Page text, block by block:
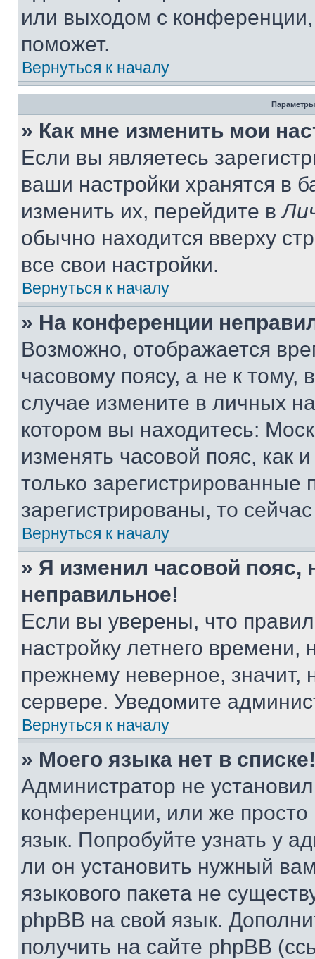
или выходом с
поможет.
Вернуться к началу
Параметры
» Как мне изменить мои
Если вы являетесь
ваши настройки хранятся в
изменить их, перейдите в
обычно находится вверху
все свои настройки.
Вернуться к началу
» На конференции
Возможно, отображается
часовому поясу, а не к тому,
случае измените в личных
котором вы находитесь:
изменять часовой пояс, как
только
зарегистрированы, то
Вернуться к началу
» Я изменил часовой пояс,
неправильное!
Если вы уверены, что
настройку летнего
прежнему неверное, значит,
сервере. Уведомите
Вернуться к началу
» Моего языка нет в списке!
Администратор не
конференции, или же
язык. Попробуйте узнать у
ли он установить нужный
языкового пакета не
phpBB на свой язык.
получить на сайте phpBB